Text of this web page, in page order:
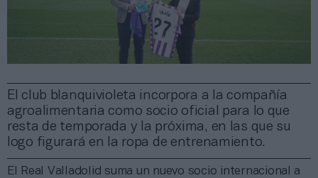
El club blanquivioleta incorpora a la compañía
agroalimentaria como socio oficial para lo que
resta de temporada y la próxima, en las que su
logo figurará en la ropa de entrenamiento.
El Real Valladolid suma un nuevo socio internacional a